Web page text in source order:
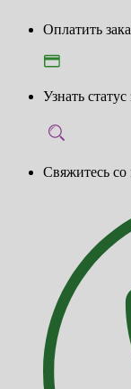
Оплатить
Узнать статус
Свяжитесь